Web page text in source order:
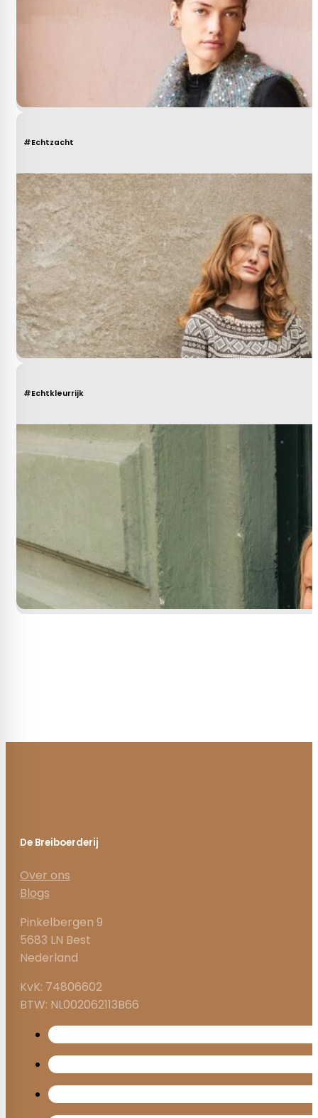
#Echtzacht
#Echtkleurrijk
De Breiboerderij
Over ons
Blogs
Pinkelbergen 9
5683 LN Best
Nederland
KvK: 74806602
BTW: NL002062113B66